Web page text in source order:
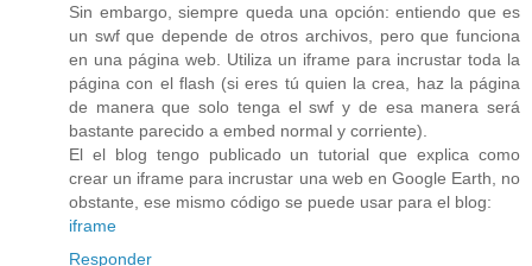
Sin embargo, siempre queda una opción: entiendo que es
un swf que depende de otros archivos, pero que funciona
en una página web. Utiliza un iframe para incrustar toda la
página con el flash (si eres tú quien la crea, haz la página
de manera que solo tenga el swf y de esa manera será
bastante parecido a embed normal y corriente).
El el blog tengo publicado un tutorial que explica como
crear un iframe para incrustar una web en Google Earth, no
obstante, ese mismo código se puede usar para el blog:
iframe
Responder